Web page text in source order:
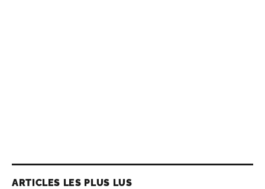
ARTICLES LES PLUS LUS